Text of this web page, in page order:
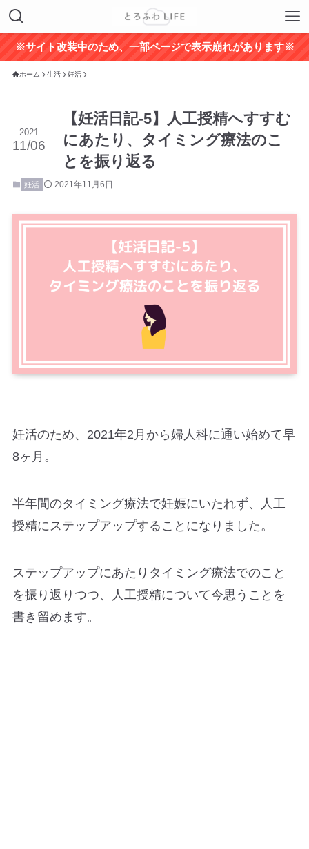
※サイト改装中のため、一部ページで表示崩れがあります※
ホーム 生活 妊活
【妊活日記-5】人工授精へすすむ
にあたり、タイミング療法のこ
とを振り返る
2021
11/06
妊活 2021年11月6日
妊活のため、2021年2月から婦人科に通い始めて早
8ヶ月。
半年間のタイミング療法で妊娠にいたれず、人工
授精にステップアップすることになりました。
ステップアップにあたりタイミング療法でのこと
を振り返りつつ、人工授精について今思うことを
書き留めます。